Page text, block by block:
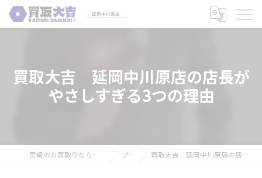
買取大吉 延岡中川原店の店長が
やさしすぎる3つの理由
宮崎のお買取りなら買取大吉 延岡中川原店 ブログ 買取大吉 延岡中川原店の店長がやさしすぎる3つの理由